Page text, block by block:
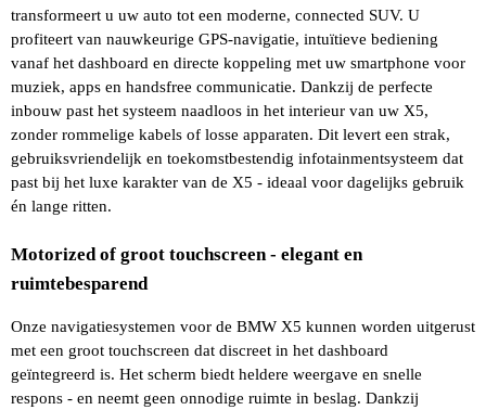
transformeert u uw auto tot een moderne, connected SUV. U
profiteert van nauwkeurige GPS-navigatie, intuïtieve bediening
vanaf het dashboard en directe koppeling met uw smartphone voor
muziek, apps en handsfree communicatie. Dankzij de perfecte
inbouw past het systeem naadloos in het interieur van uw X5,
zonder rommelige kabels of losse apparaten. Dit levert een strak,
gebruiksvriendelijk en toekomstbestendig infotainmentsysteem dat
past bij het luxe karakter van de X5 - ideaal voor dagelijks gebruik
én lange ritten.
Motorized of groot touchscreen - elegant en
ruimtebesparend
Onze navigatiesystemen voor de BMW X5 kunnen worden uitgerust
met een groot touchscreen dat discreet in het dashboard
geïntegreerd is. Het scherm biedt heldere weergave en snelle
respons - en neemt geen onnodige ruimte in beslag. Dankzij